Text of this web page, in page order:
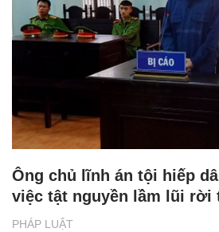
PHÁP LUẬT
Ông chủ lĩnh án tội hiếp
việc tật nguyền lầm lũi rời